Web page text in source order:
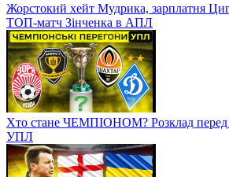
Жорстокий хейт Мудрика, зарплатня
ТОП-матч Зінченка в АПЛ
Хто стане ЧЕМПІОНОМ? Розклад перед
УПЛ